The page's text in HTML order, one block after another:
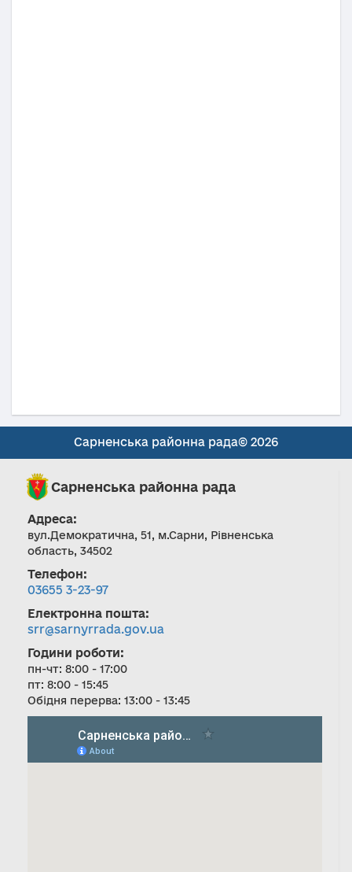
Сарненська районна рада© 2026
Сарненська районна рада
Адреса:
вул.Демократична, 51, м.Сарни, Рівненська
область, 34502
Телефон:
03655 3-23-97
Електронна пошта:
srr@sarnyrrada.gov.ua
Години роботи:
пн-чт: 8:00 - 17:00
пт: 8:00 - 15:45
Обідня перерва: 13:00 - 13:45